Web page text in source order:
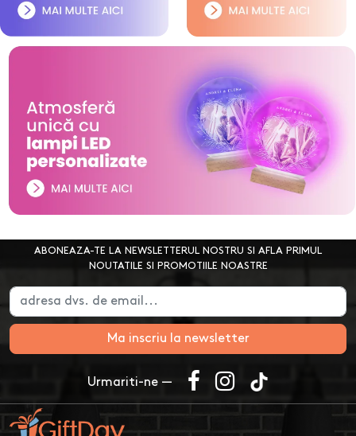
ABONEAZA-TE LA NEWSLETTERUL NOSTRU SI AFLA PRIMUL
NOUTATILE SI PROMOTIILE NOASTRE
Ma inscriu la newsletter
Urmariti-ne —